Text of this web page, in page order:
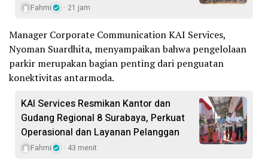
Fahmi 21 jam
Manager Corporate Communication KAI Services,
Nyoman Suardhita, menyampaikan bahwa pengelolaan
parkir merupakan bagian penting dari penguatan
konektivitas antarmoda.
KAI Services Resmikan Kantor dan
Gudang Regional 8 Surabaya, Perkuat
Operasional dan Layanan Pelanggan
Fahmi 43 menit